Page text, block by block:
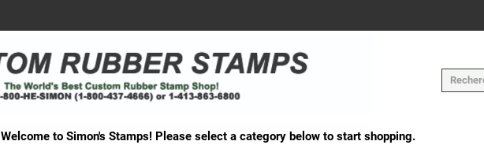
Welcome to Simon's Stamps! Please select a category below to start shopping.